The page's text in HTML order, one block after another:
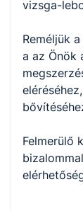
vizsga-
Reméljük
a az Önök
Felmerülő